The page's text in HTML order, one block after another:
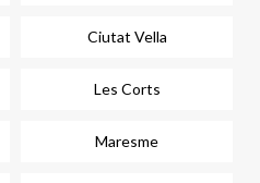
Ciutat Vella
Les Corts
Maresme